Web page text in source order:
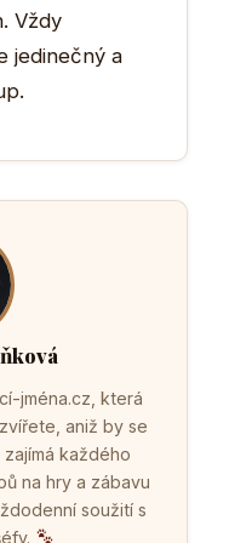
Vždy
jedinečný a
jména.cz, která
aniž by se
zajímá každého
na hry a zábavu
soužití s